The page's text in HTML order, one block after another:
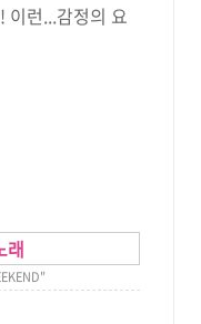
런...감정의 요
래